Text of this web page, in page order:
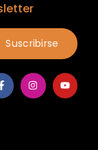
Suscribirse